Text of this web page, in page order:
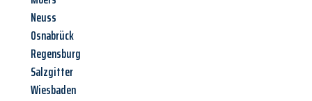
Neuss
Osnabrück
Regensburg
Salzgitter
Wiesbaden